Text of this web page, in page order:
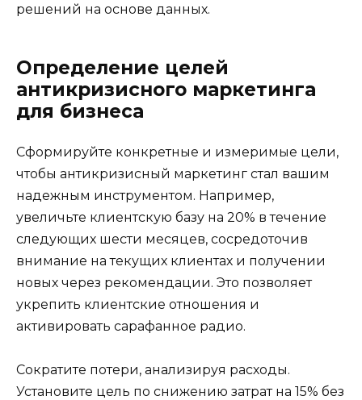
решений на основе данных.
Определение целей
антикризисного маркетинга
для бизнеса
Сформируйте конкретные и измеримые цели,
чтобы антикризисный маркетинг стал вашим
надежным инструментом. Например,
увеличьте клиентскую базу на 20% в течение
следующих шести месяцев, сосредоточив
внимание на текущих клиентах и получении
новых через рекомендации. Это позволяет
укрепить клиентские отношения и
активировать сарафанное радио.
Сократите потери, анализируя расходы.
Установите цель по снижению затрат на 15% без